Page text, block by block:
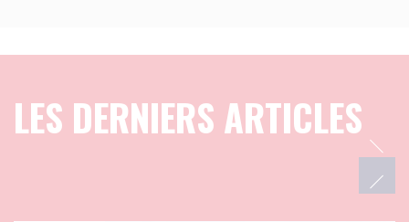
LES DERNIERS ARTICLES